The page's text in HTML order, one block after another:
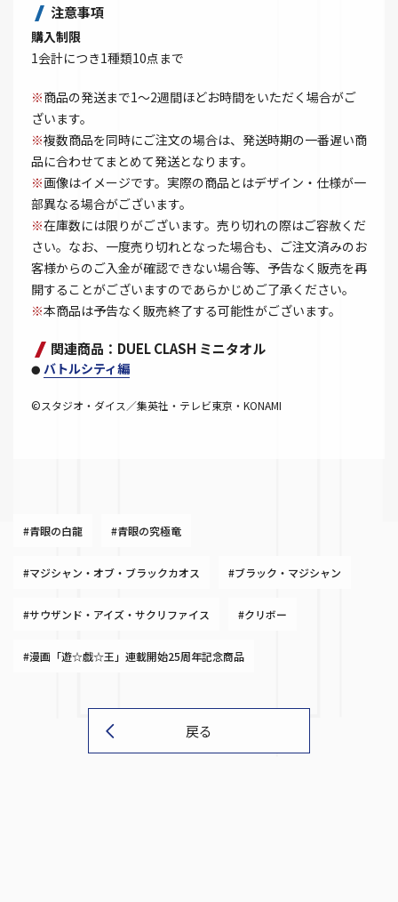
注意事項
購入制限
1会計につき1種類10点まで
※商品の発送まで1～2週間ほどお時間をいただく場合がご
ざいます。
※複数商品を同時にご注文の場合は、発送時期の一番遅い商
品に合わせてまとめて発送となります。
※画像はイメージです。実際の商品とはデザイン・仕様が一
部異なる場合がございます。
※在庫数には限りがございます。売り切れの際はご容赦くだ
さい。なお、一度売り切れとなった場合も、ご注文済みのお
客様からのご入金が確認できない場合等、予告なく販売を再
開することがございますのであらかじめご了承ください。
※本商品は予告なく販売終了する可能性がございます。
関連商品：DUEL CLASH ミニタオル
● バトルシティ編
©スタジオ・ダイス／集英社・テレビ東京・KONAMI
#青眼の白龍 #青眼の究極竜
#マジシャン・オブ・ブラックカオス #ブラック・マジシャン
#サウザンド・アイズ・サクリファイス #クリボー
#漫画「遊☆戯☆王」連載開始25周年記念商品
戻る